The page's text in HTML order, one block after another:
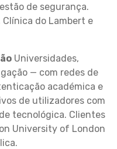
de segurança.
do Lambert e
Universidades,
— com redes de
académica e
de utilizadores com
tecnológica. Clientes
University of London